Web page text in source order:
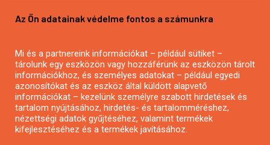
Mezőgazdasági pályázatírás
Pályázatírás civil szervezeteknek
Pályázatírás önkormányzatoknak
Pályázatfigyelés
Specifikus pályázatfigyelés vagy hírlevél
Az Ön adatainak védelme fontos a számunkra
Mi és a partnereink információkat – például sütiket –
tárolunk egy eszközön vagy hozzáférünk az eszközön tárolt
információkhoz, és személyes adatokat – például egyedi
azonosítókat és az eszköz által küldött alapvető
információkat – kezelünk személyre szabott hirdetések és
tartalom nyújtásához, hirdetés- és tartalomméréshez,
nézettségi adatok gyűjtéséhez, valamint termékek
kifejlesztéséhez és a termékek javításához.